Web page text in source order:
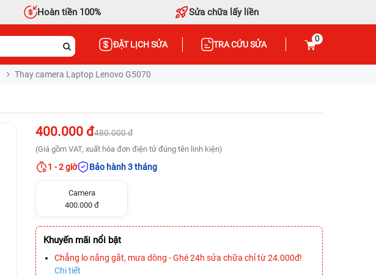
Hoàn tiền 100% Sửa chữa lấy liền
ĐẶT LỊCH SỬA TRA CỨU SỬA
0
Thay camera Laptop Lenovo G5070
400.000 đ480.000 đ
(Giá gồm VAT, xuất hóa đơn điện tử đúng tên linh kiện)
1 - 2 giờ Bảo hành 3 tháng
Camera
400.000 đ
Khuyến mãi nổi bật
Chẳng lo nắng gắt, mưa dông - Ghé 24h sửa chữa chỉ từ 24.000đ!
Chi tiết